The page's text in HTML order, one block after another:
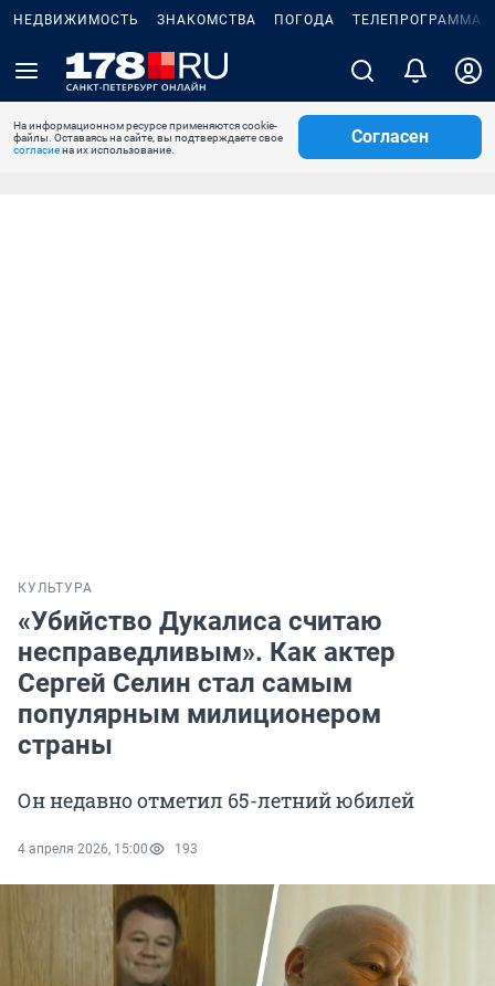
НЕДВИЖИМОСТЬ ЗНАКОМСТВА ПОГОДА ТЕЛЕПРОГРАММА
На информационном ресурсе применяются cookie-
файлы. Оставаясь на сайте, вы подтверждаете свое
согласиена их использование.
Согласен
КУЛЬТУРА
«Убийство Дукалиса считаю
несправедливым». Как актер
Сергей Селин стал самым
популярным милиционером
страны
Он недавно отметил 65-летний юбилей
4 апреля 2026, 15:00 193